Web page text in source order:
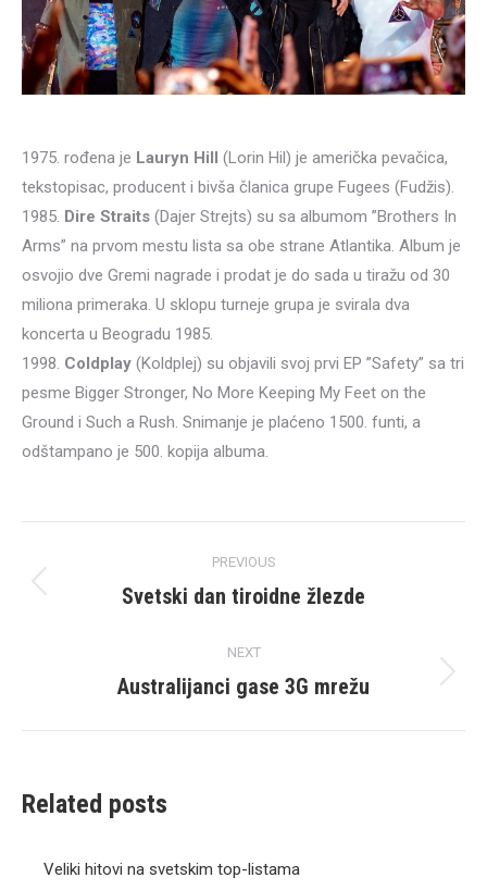
1975. rođena je Lauryn Hill (Lorin Hil) je američka pevačica,
tekstopisac, producent i bivša članica grupe Fugees (Fudžis).
1985. Dire Straits (Dajer Strejts) su sa albumom ”Brothers In
Arms” na prvom mestu lista sa obe strane Atlantika. Album je
osvojio dve Gremi nagrade i prodat je do sada u tiražu od 30
miliona primeraka. U sklopu turneje grupa je svirala dva
koncerta u Beogradu 1985.
1998. Coldplay (Koldplej) su objavili svoj prvi EP ”Safety” sa tri
pesme Bigger Stronger, No More Keeping My Feet on the
Ground i Such a Rush. Snimanje je plaćeno 1500. funti, a
odštampano je 500. kopija albuma.
navigation
PREVIOUS
Previous
Svetski dan tiroidne žlezde
NEXT
Next
Australijanci gase 3G mrežu
Related posts
Veliki hitovi na svetskim top-listama